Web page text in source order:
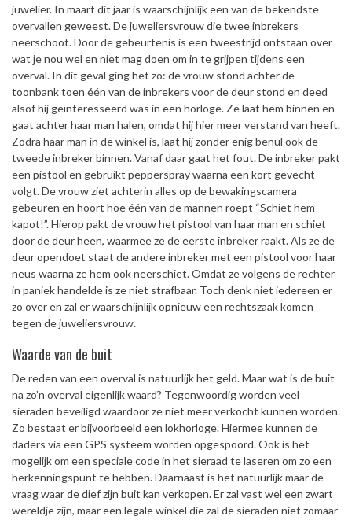
juwelier. In maart dit jaar is waarschijnlijk een van de bekendste
overvallen geweest. De juweliersvrouw die twee inbrekers
neerschoot. Door de gebeurtenis is een tweestrijd ontstaan over
wat je nou wel en niet mag doen om in te grijpen tijdens een
overval. In dit geval ging het zo: de vrouw stond achter de
toonbank toen één van de inbrekers voor de deur stond en deed
alsof hij geïnteresseerd was in een horloge. Ze laat hem binnen en
gaat achter haar man halen, omdat hij hier meer verstand van heeft.
Zodra haar man in de winkel is, laat hij zonder enig benul ook de
tweede inbreker binnen. Vanaf daar gaat het fout. De inbreker pakt
een pistool en gebruikt pepperspray waarna een kort gevecht
volgt. De vrouw ziet achterin alles op de bewakingscamera
gebeuren en hoort hoe één van de mannen roept “Schiet hem
kapot!”. Hierop pakt de vrouw het pistool van haar man en schiet
door de deur heen, waarmee ze de eerste inbreker raakt. Als ze de
deur opendoet staat de andere inbreker met een pistool voor haar
neus waarna ze hem ook neerschiet. Omdat ze volgens de rechter
in paniek handelde is ze niet strafbaar. Toch denk niet iedereen er
zo over en zal er waarschijnlijk opnieuw een rechtszaak komen
tegen de juweliersvrouw.
Waarde van de buit
De reden van een overval is natuurlijk het geld. Maar wat is de buit
na zo’n overval eigenlijk waard? Tegenwoordig worden veel
sieraden beveiligd waardoor ze niet meer verkocht kunnen worden.
Zo bestaat er bijvoorbeeld een lokhorloge. Hiermee kunnen de
daders via een GPS systeem worden opgespoord. Ook is het
mogelijk om een speciale code in het sieraad te laseren om zo een
herkenningspunt te hebben. Daarnaast is het natuurlijk maar de
vraag waar de dief zijn buit kan verkopen. Er zal vast wel een zwart
wereldje zijn, maar een legale winkel die zal de sieraden niet zomaar